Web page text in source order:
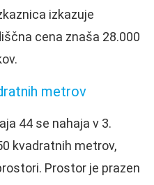
izkazuje
cena znaša 28.000
metrov
44 se nahaja v 3.
kvadratnih metrov,
Prostor je prazen